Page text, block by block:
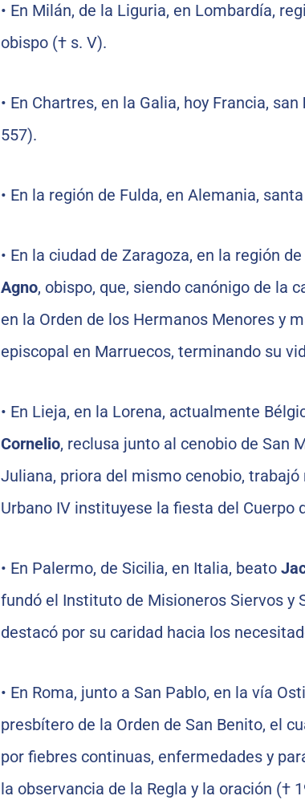
• En Milán, de la Liguria, en Lombardía,
obispo († s. V).
• En Chartres, en la Galia, hoy Francia, san
557).
• En la región de Fulda, en Alemania, santa
• En la ciudad de Zaragoza, en la región
Agno, obispo, que, siendo canónigo de la
en la Orden de los Hermanos Menores y
episcopal en Marruecos, terminando su
• En Lieja, en la Lorena, actualmente
Cornelio, reclusa junto al cenobio de San
Juliana, priora del mismo cenobio, trabajó
Urbano IV instituyese la fiesta del Cuerpo
• En Palermo, de Sicilia, en Italia, beato
fundó el Instituto de Misioneros Siervos y
destacó por su caridad hacia los
• En Roma, junto a San Pablo, en la vía
presbítero de la Orden de San Benito, el
por fiebres continuas, enfermedades y
la observancia de la Regla y la oración (†